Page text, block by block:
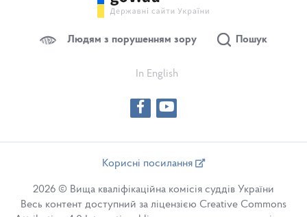
Людям з порушенням зору Пошук
In English
Корисні посилання
2026 © Вища кваліфікаційна комісія суддів України
Весь контент доступний за ліцензією Creative Commons